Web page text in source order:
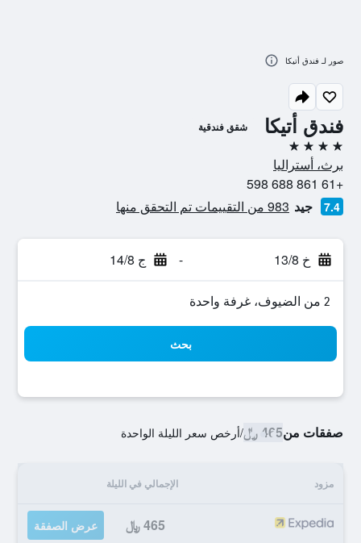
فندق أتيكا شقق فندقية
4 نجوم
برث، أستراليا
+61 861 688 598
7.4 جيد 983 من التقييمات تم التحقق منها
خ 13/8 - ج 14/8
2 من الضيوف، غرفة واحدة
بحث
صفقات من465 ﷼ /أرخص سعر الليلة الواحدة
مزود الإجمالي في الليلة
465 ﷼ عرض الصفقة
صور لـ فندق أتيكا